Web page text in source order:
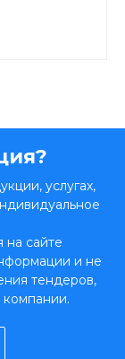
услугах,
на сайте
и не
тендеров,